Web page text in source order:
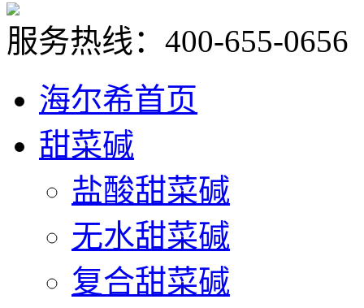
服务热线： 400-655-0656
海尔希首页
甜菜碱
盐酸甜菜碱
无水甜菜碱
复合甜菜碱